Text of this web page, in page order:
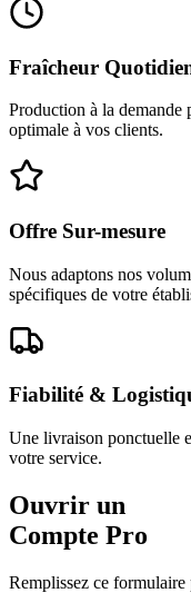
Fraîcheur
Production à la demande
optimale à vos clients.
Offre Sur-mesure
Nous adaptons nos
spécifiques de votre
Fiabilité &
Une livraison ponctuelle
votre service.
Ouvrir un
Compte Pro
Remplissez ce